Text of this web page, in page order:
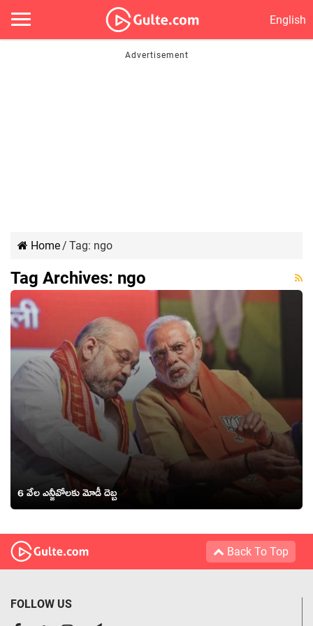
English
Home/ Tag: ngo
Tag Archives: ngo
6 వేల ఎన్జీవోలకు మోడీ దెబ్బ
Back To Top
FOLLOW US